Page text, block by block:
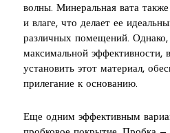
волны. Минеральная вата
и влаге, что делает ее
различных помещений.
максимальной эффективности,
установить этот материал,
прилегание к основанию.
Еще одним эффективным